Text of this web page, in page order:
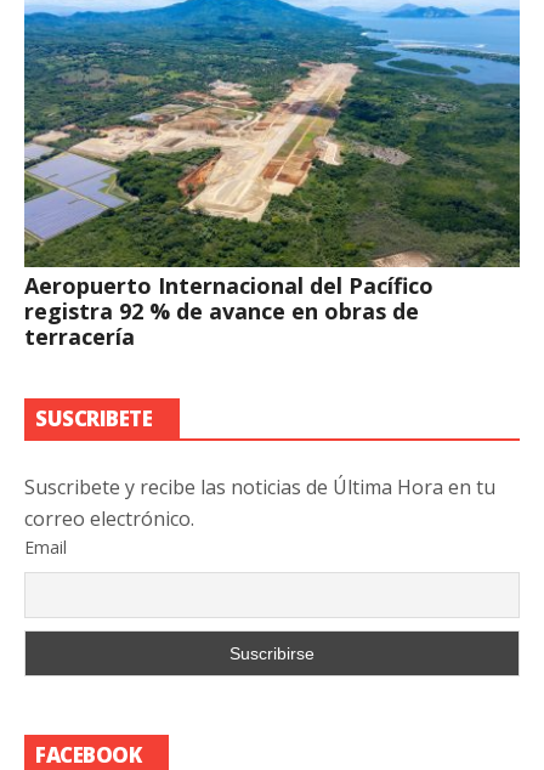
Aeropuerto Internacional del Pacífico
registra 92 % de avance en obras de
terracería
SUSCRIBETE
Suscribete y recibe las noticias de Última Hora en tu
correo electrónico.
Email
FACEBOOK